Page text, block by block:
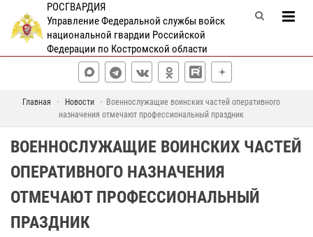
РОСГВАРДИЯ
Управление Федеральной службы войск
национальной гвардии Российской
Федерации по Костромской области
Главная Новости
Военнослужащие воинских частей оперативного
назначения отмечают профессиональный праздник
ВОЕННОСЛУЖАЩИЕ ВОИНСКИХ ЧАСТЕЙ
ОПЕРАТИВНОГО НАЗНАЧЕНИЯ
ОТМЕЧАЮТ ПРОФЕССИОНАЛЬНЫЙ
ПРАЗДНИК